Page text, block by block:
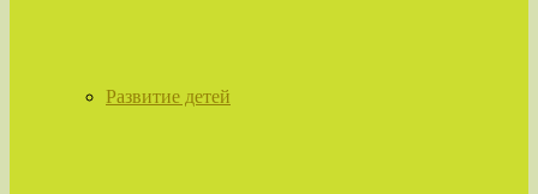
Развитие детей